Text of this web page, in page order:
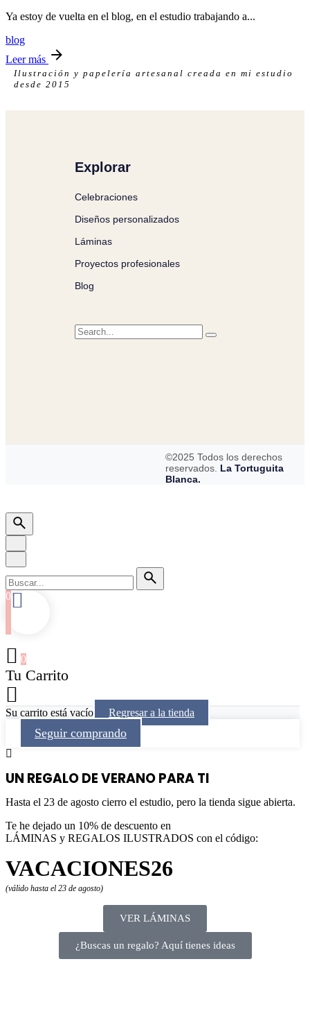
Ya estoy de vuelta en el blog, en el estudio trabajando a...
blog
Leer más
Ilustración y papelería artesanal creada en mi estudio
desde 2015
Explorar
Celebraciones
Diseños personalizados
Láminas
Proyectos profesionales
Blog
©2025 Todos los derechos
reservados. La Tortuguita
Blanca.
0
0
Tu Carrito
Su carrito está vacío Regresar a la tienda
Seguir comprando
UN REGALO DE VERANO PARA TI
Hasta el 23 de agosto cierro el estudio, pero la tienda sigue abierta.
Te he dejado un 10% de descuento en
LÁMINAS y REGALOS ILUSTRADOS con el código:
VACACIONES26
(válido hasta el 23 de agosto)
VER LÁMINAS
¿Buscas un regalo? Aquí tienes ideas